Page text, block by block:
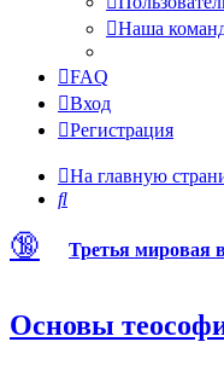
Наша
FAQ
Вход
Регистрация
На главную
Поиск
🔞 Третья мировая
Основы